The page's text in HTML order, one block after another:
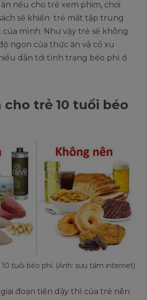
nếu cho trẻ xem phim, chơi
sẽ khiến trẻ mất tập trung
của mình. Như vậy trẻ sẽ không
ngon của thức ăn và có xu
dẫn tới tình trạng béo phì ở
cho trẻ 10 tuổi béo
tuổi béo phì. (Ảnh: sưu tầm internet)
giai đoạn tiền dậy thì của trẻ nên